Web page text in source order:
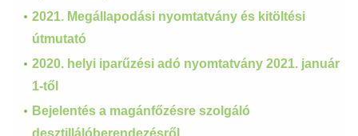
2021. Megállapodási nyomtatvány és kitöltési
útmutató
2020. helyi iparűzési adó nyomtatvány 2021. január
1-től
Bejelentés a magánfőzésre szolgáló